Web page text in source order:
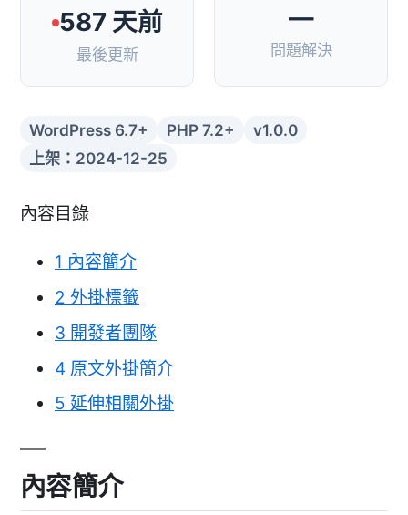
587 天前
最後更新
—
問題解決
WordPress 6.7+ PHP 7.2+
v1.0.0
上架：2024-12-25
內容目錄
1 內容簡介
2 外掛標籤
3 開發者團隊
4 原文外掛簡介
5 延伸相關外掛
內容簡介